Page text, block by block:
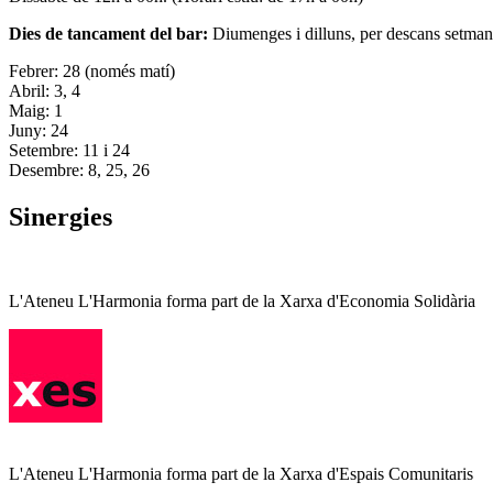
Dies de tancament del bar: Diumenges i dilluns, per descans
Febrer: 28 (només matí)
Abril: 3, 4
Maig: 1
Juny: 24
Setembre: 11 i 24
Desembre: 8, 25, 26
Sinergies
L'Ateneu L'Harmonia forma part de la Xarxa d'Economia Solidària
L'Ateneu L'Harmonia forma part de la Xarxa d'Espais Comunitaris